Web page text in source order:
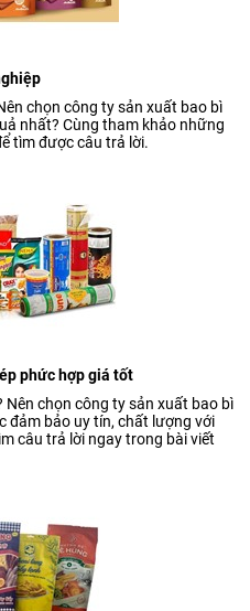
chọn công ty sản xuất bao bì
nhất? Cùng tham khảo những
tìm được câu trả lời.
phức hợp giá tốt
Nên chọn công ty sản xuất bao bì
đảm bảo uy tín, chất lượng với
câu trả lời ngay trong bài viết